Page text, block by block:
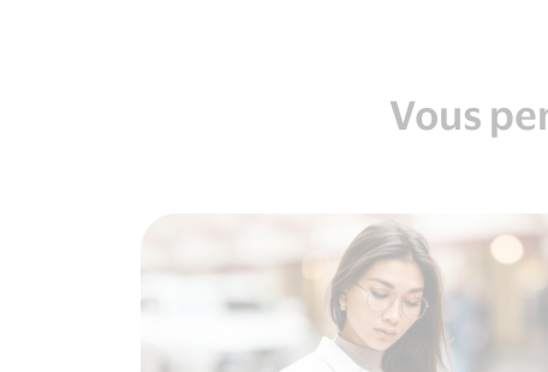
Vous